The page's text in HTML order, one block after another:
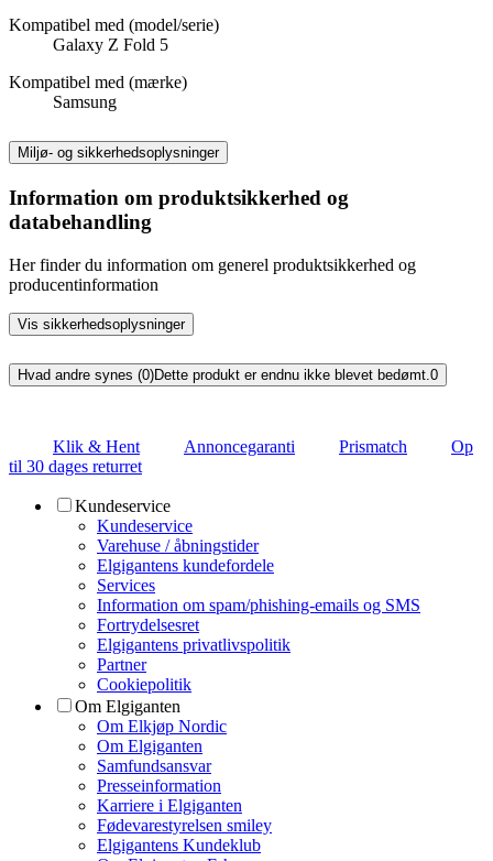
Kompatibel med (model/serie)
Galaxy Z Fold 5
Kompatibel med (mærke)
Samsung
Miljø- og sikkerhedsoplysninger
Information om produktsikkerhed og
databehandling
Her finder du information om generel produktsikkerhed og
producentinformation
Vis sikkerhedsoplysninger
Hvad andre synes (0)Dette produkt er endnu ikke blevet bedømt.0
Klik & Hent Annoncegaranti Prismatch
Op
til 30 dages returret
Kundeservice
Kundeservice
Varehuse / åbningstider
Elgigantens kundefordele
Services
Information om spam/phishing-emails og SMS
Fortrydelsesret
Elgigantens privatlivspolitik
Partner
Cookiepolitik
Om Elgiganten
Om Elkjøp Nordic
Om Elgiganten
Samfundsansvar
Presseinformation
Karriere i Elgiganten
Fødevarestyrelsen smiley
Elgigantens Kundeklub